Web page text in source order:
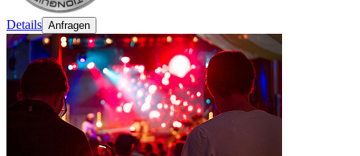
Details Anfragen